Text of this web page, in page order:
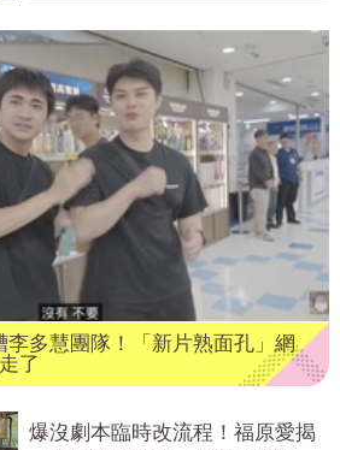
李多慧團隊！「新片熟面孔」網
了
爆沒劇本臨時改流程！福原愛揭